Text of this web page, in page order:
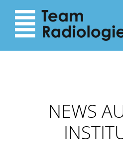
zum
Inhalt
Navigation
NEWS